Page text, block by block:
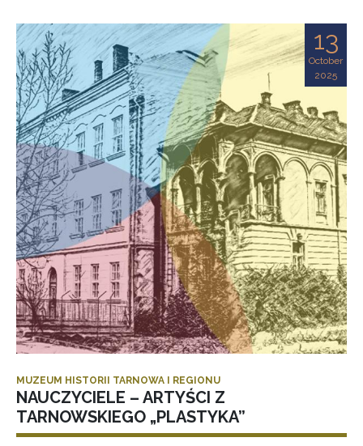
13
October
2025
MUZEUM HISTORII TARNOWA I REGIONU
NAUCZYCIELE – ARTYŚCI Z
TARNOWSKIEGO „PLASTYKA”